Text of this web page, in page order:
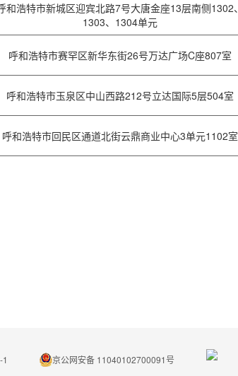
和浩特市新城区迎宾北路7号大唐金座13层南侧1302、
1303、1304单元
呼和浩特市赛罕区新华东街26号万达广场C座807室
呼和浩特市玉泉区中山西路212号立达国际5层504室
呼和浩特市回民区通道北街云鼎商业中心3单元1102室
京公网安备 11040102700091号